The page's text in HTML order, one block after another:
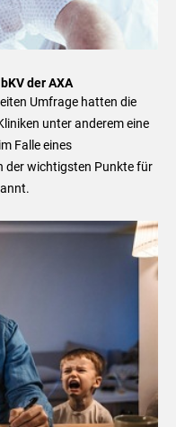
der AXA
Umfrage hatten die
unter anderem eine
Falle eines
der wichtigsten Punkte für